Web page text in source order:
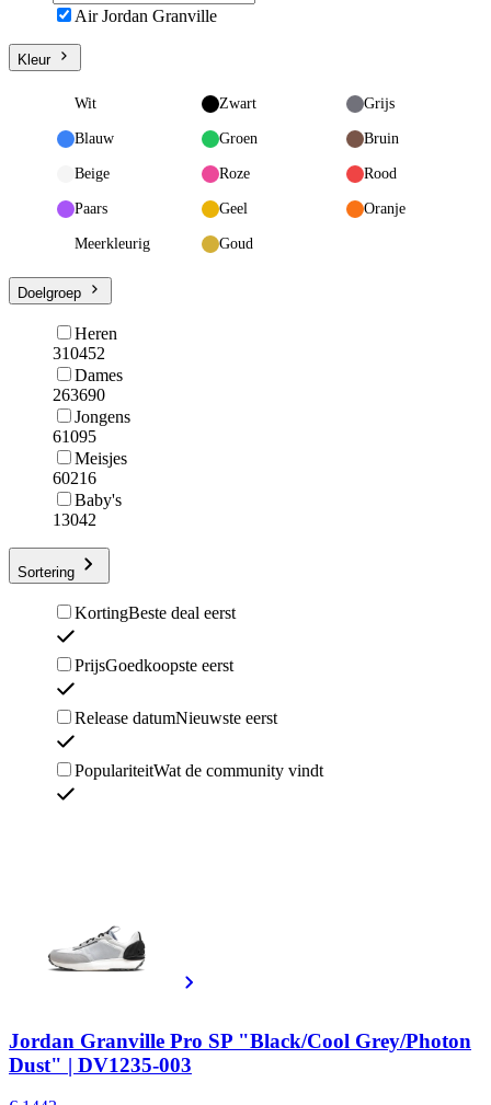
Air Jordan Granville
Kleur
Wit Zwart Grijs
Blauw Groen Bruin
Beige Roze Rood
Paars Geel Oranje
Meerkleurig Goud
Doelgroep
Heren
310452
Dames
263690
Jongens
61095
Meisjes
60216
Baby's
13042
Sortering
KortingBeste deal eerst
PrijsGoedkoopste eerst
Release datumNieuwste eerst
PopulariteitWat de community vindt
Jordan Granville Pro SP "Black/Cool Grey/Photon
Dust" | DV1235-003